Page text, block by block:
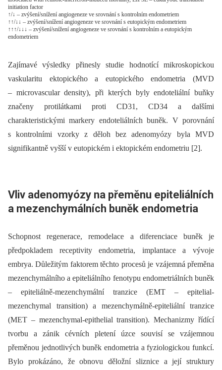
initiation factor
↑/↓ – zvýšení/snížení angiogeneze ve srovnání s kontrolním endometriem
↑↑/↓↓ – zvýšení/snížení angiogeneze ve srovnání s eutopickým endometriem
↑↑↑/↓↓↓ – zvýšení/snížení angiogeneze ve srovnání s kontrolním a eutopickým
endometriem
Zajímavé výsledky přinesly studie hodnotící mikroskopickou
vaskularitu ektopického a eutopického endometria (MVD
–⁠ microvascular density), při kterých byly endoteliální buňky
značeny protilátkami proti CD31, CD34 a dalšími
charakteristickými markery endoteliálních buněk. V porovnání
s kontrolními vzorky z děloh bez adenomyózy byla MVD
signifikantně vyšší v eutopickém i ektopickém endometriu [2].
Vliv adenomyózy na přeměnu epiteliálních
a mezenchymálních buněk endometria
Schopnost regenerace, remodelace a diferenciace buněk je
předpokladem receptivity endometria, implantace a vývoje
embrya. Důležitým faktorem těchto procesů je vzájemná přeměna
mezenchymálního a epiteliálního fenotypu endometriálních buněk
–⁠ epiteliálně-mezenchymální tranzice (EMT –⁠ epitelial-
mezenchymal transition) a mezenchymálně-epiteliální tranzice
(MET –⁠ mezenchymal-epithelial transition). Mechanizmy řídící
tvorbu a zánik cévních pletení úzce souvisí se vzájemnou
přeměnou jednotlivých buněk endometria a fyziologickou funkcí.
Bylo prokázáno, že obnovu děložní sliznice a její struktury